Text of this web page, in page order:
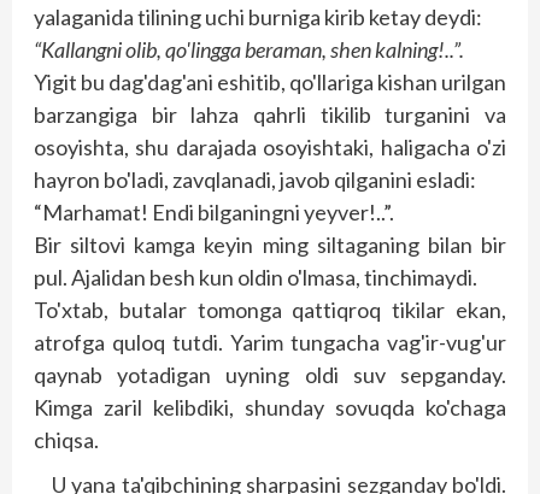
yalaganida tilining uchi burniga kirib ketay deydi:
“Kallangni olib, qo'lingga beraman, shen kalning!..”.
Yigit bu dag'dag'ani eshitib, qo'llariga kishan urilgan
barzangiga bir lahza qahrli tikilib turganini va
osoyishta, shu darajada osoyishtaki, haligacha o'zi
hayron bo'ladi, zavqlanadi, javob qilganini esladi:
“Marhamat! Endi bilganingni yeyver!..”.
Bir siltovi kamga keyin ming siltaganing bilan bir
pul. Ajalidan besh kun oldin o'lmasa, tinchimaydi.
To'xtab, butalar tomonga qattiqroq tikilar ekan,
atrofga quloq tutdi. Yarim tungacha vag'ir-vug'ur
qaynab yotadigan uyning oldi suv sepganday.
Kimga zaril kelibdiki, shunday sovuqda ko'chaga
chiqsa.
U yana ta'qibchining sharpasini sezganday bo'ldi.